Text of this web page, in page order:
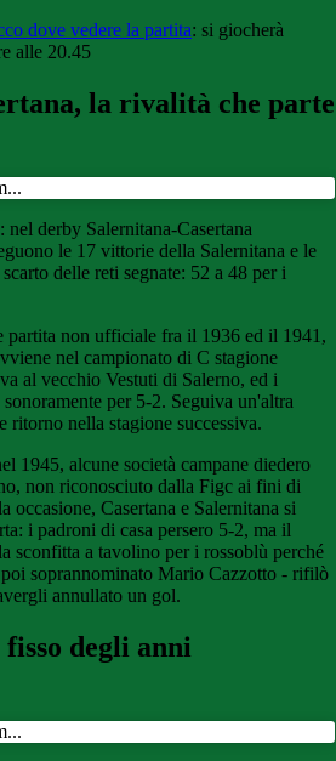
dove vedere la partita: si giocherà
alle 20.45
la rivalità che parte
derby Salernitana-Casertana
le 17 vittorie della Salernitana e le
delle reti segnate: 52 a 48 per i
partita non ufficiale fra il 1936 ed il 1941,
nel campionato di C stagione
al vecchio Vestuti di Salerno, ed i
per 5-2. Seguiva un'altra
ritorno nella stagione successiva.
1945, alcune società campane diedero
non riconosciuto dalla Figc ai fini di
occasione, Casertana e Salernitana si
i padroni di casa persero 5-2, ma il
sconfitta a tavolino per i rossoblù perché
soprannominato Mario Cazzotto - rifilò
annullato un gol.
degli anni